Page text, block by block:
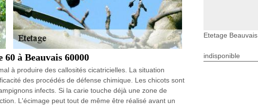
60 à Beauvais 60000
à produire des callosités cicatricielles. La situation
des procédés de défense chimique. Les chicots sont
infects. Si la carie touche déjà une zone de
L'écimage peut tout de même être réalisé avant un
Etetage Beauvais
indisponible